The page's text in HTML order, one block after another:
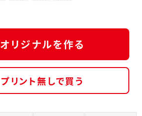
オリジナルを作る
プリント無しで買う